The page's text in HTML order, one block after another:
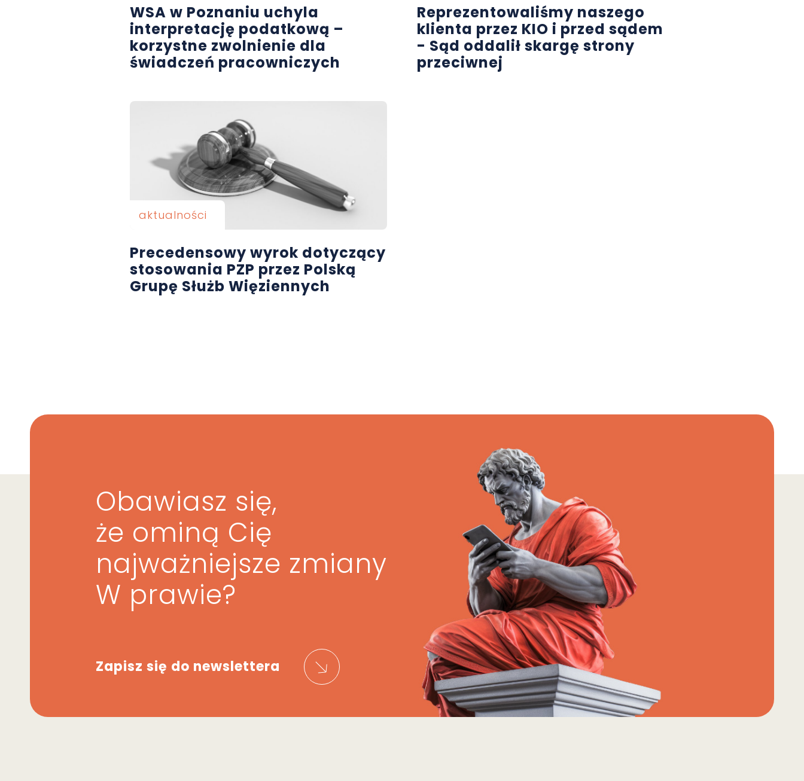
WSA w Poznaniu uchyla
interpretację podatkową –
korzystne zwolnienie dla
świadczeń pracowniczych
Reprezentowaliśmy naszego
klienta przez KIO i przed sądem
- Sąd oddalił skargę strony
przeciwnej
aktualności
Precedensowy wyrok dotyczący
stosowania PZP przez Polską
Grupę Służb Więziennych
Obawiasz się,
że ominą Cię
najważniejsze zmiany
W prawie?
Zapisz się do newslettera